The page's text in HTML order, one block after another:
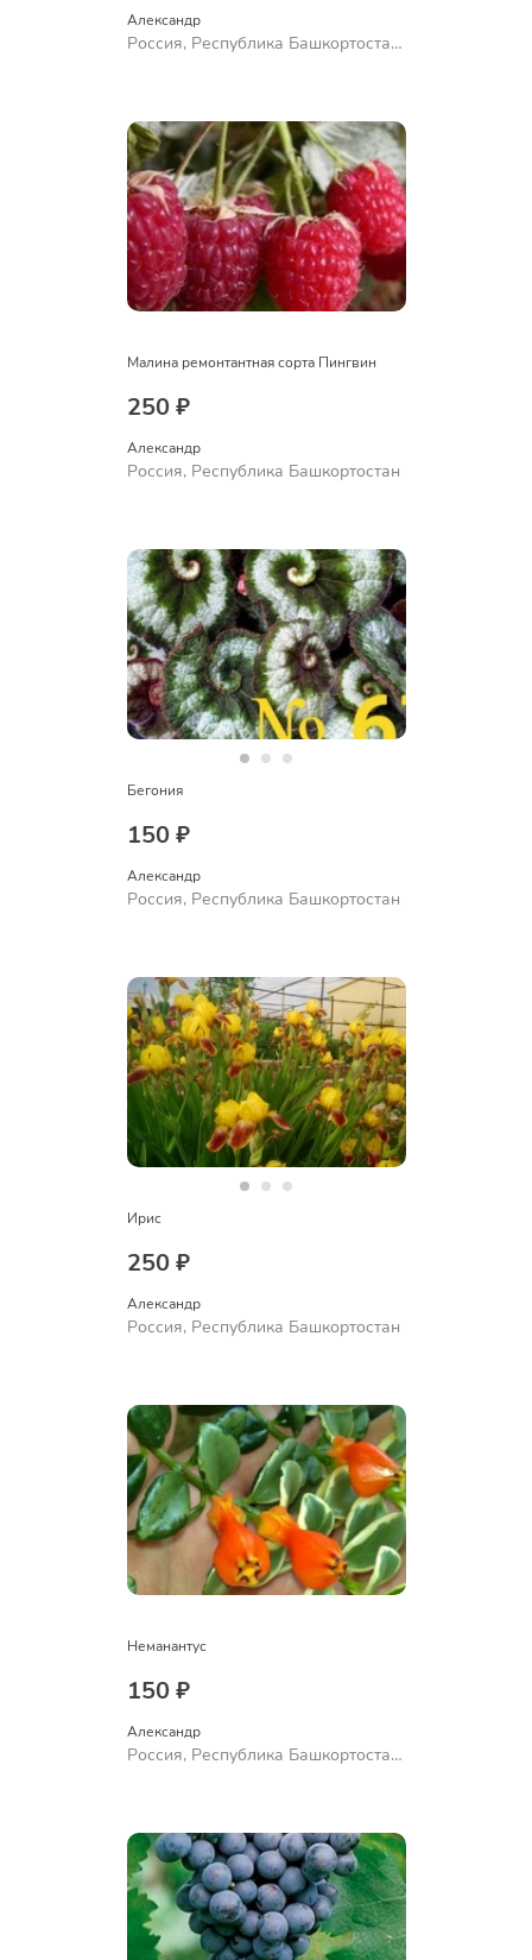
Александр
Россия, Республика Башкортостан,
Малина ремонтантная сорта Пингвин
250 ₽
Александр
Россия, Республика Башкортостан
Бегония
150 ₽
Александр
Россия, Республика Башкортостан
Ирис
250 ₽
Александр
Россия, Республика Башкортостан
Неманантус
150 ₽
Александр
Россия, Республика Башкортостан,